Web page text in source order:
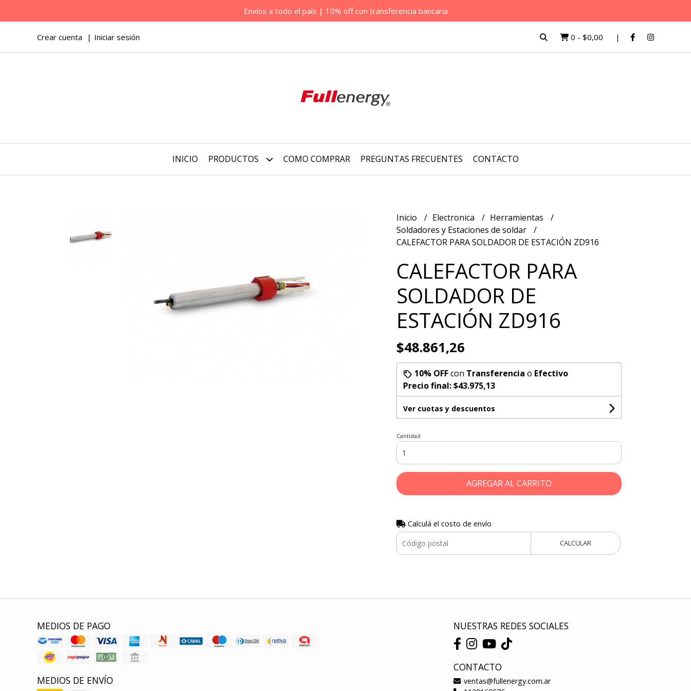
Envíos a todo el país | 10% off con transferencia bancaria
Crear cuenta Iniciar sesión 0 - $0,00
INICIO PRODUCTOS COMO COMPRAR PREGUNTAS FRECUENTES CONTACTO
Inicio Electronica
Herramientas
Soldadores y Estaciones de soldar
CALEFACTOR PARA SOLDADOR DE ESTACIÓN ZD916
CALEFACTOR PARA
SOLDADOR DE
ESTACIÓN ZD916
$48.861,26
10% OFFcon Transferencia o Efectivo
Precio final:$43.975,13
Ver cuotas y descuentos
Cantidad
AGREGAR AL CARRITO
Calculá el costo de envío
CALCULAR
MEDIOS DE PAGO
MEDIOS DE ENVÍO
NUESTRAS REDES SOCIALES
CONTACTO
ventas@fullenergy.com.ar